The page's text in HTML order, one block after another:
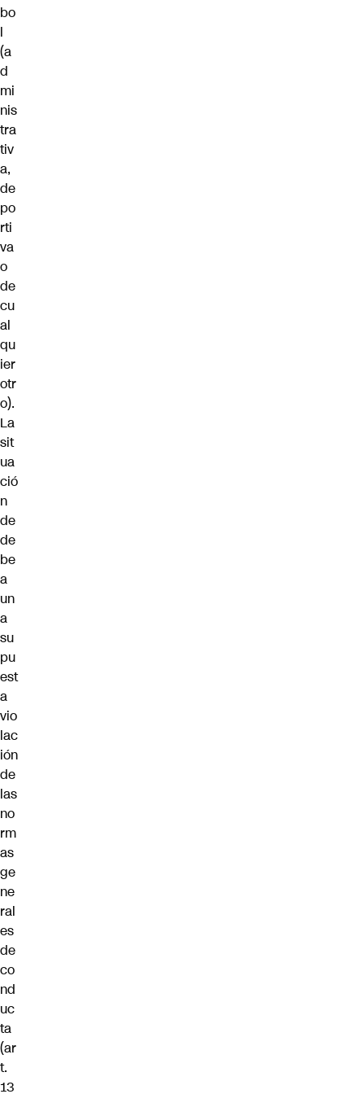
bo
l
(a
d
mi
nis
tra
tiv
a,
de
po
rti
va
o
de
cu
al
qu
ier
otr
o).
La
sit
ua
ció
n
de
de
be
a
un
a
su
pu
est
a
vio
lac
ión
de
las
no
rm
as
ge
ne
ral
es
de
co
nd
uc
ta
(ar
t.
13